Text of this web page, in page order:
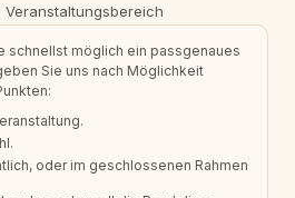
schnellst möglich ein passgenaues
Sie uns nach Möglichkeit
oder im geschlossenen Rahmen